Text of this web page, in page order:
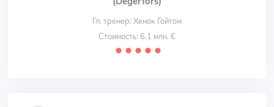
Гл. тренер: Хенок Гойтом
Стоимость: 6.1 млн. €
⬤ ⬤ ⬤ ⬤ ⬤